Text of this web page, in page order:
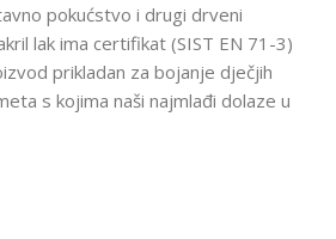
pokućstvo i drugi drveni
lak ima certifikat (SIST EN 71-3)
prikladan za bojanje dječjih
s kojima naši najmlađi dolaze u